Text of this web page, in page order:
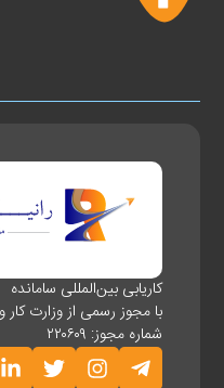
کاریابی بین‌المللی سامانده
با مجوز رسمی از وزارت کار
شماره مجوز: ۲۲۰۶۰۹